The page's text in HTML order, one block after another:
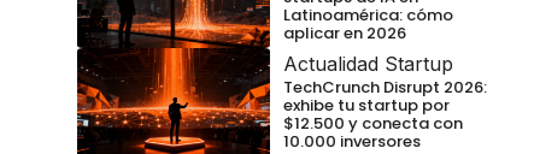
Latinoamérica: cómo
aplicar en 2026
Actualidad Startup
TechCrunch Disrupt 2026:
exhibe tu startup por
$12.500 y conecta con
10.000 inversores